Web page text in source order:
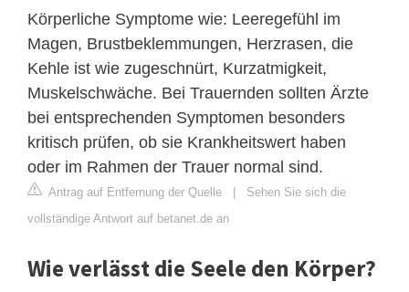
Körperliche Symptome wie: Leeregefühl im
Magen, Brustbeklemmungen, Herzrasen, die
Kehle ist wie zugeschnürt, Kurzatmigkeit,
Muskelschwäche. Bei Trauernden sollten Ärzte
bei entsprechenden Symptomen besonders
kritisch prüfen, ob sie Krankheitswert haben
oder im Rahmen der Trauer normal sind.
Antrag auf Entfernung der Quelle | Sehen Sie sich die
vollständige Antwort auf betanet.de an
Wie verlässt die Seele den Körper?